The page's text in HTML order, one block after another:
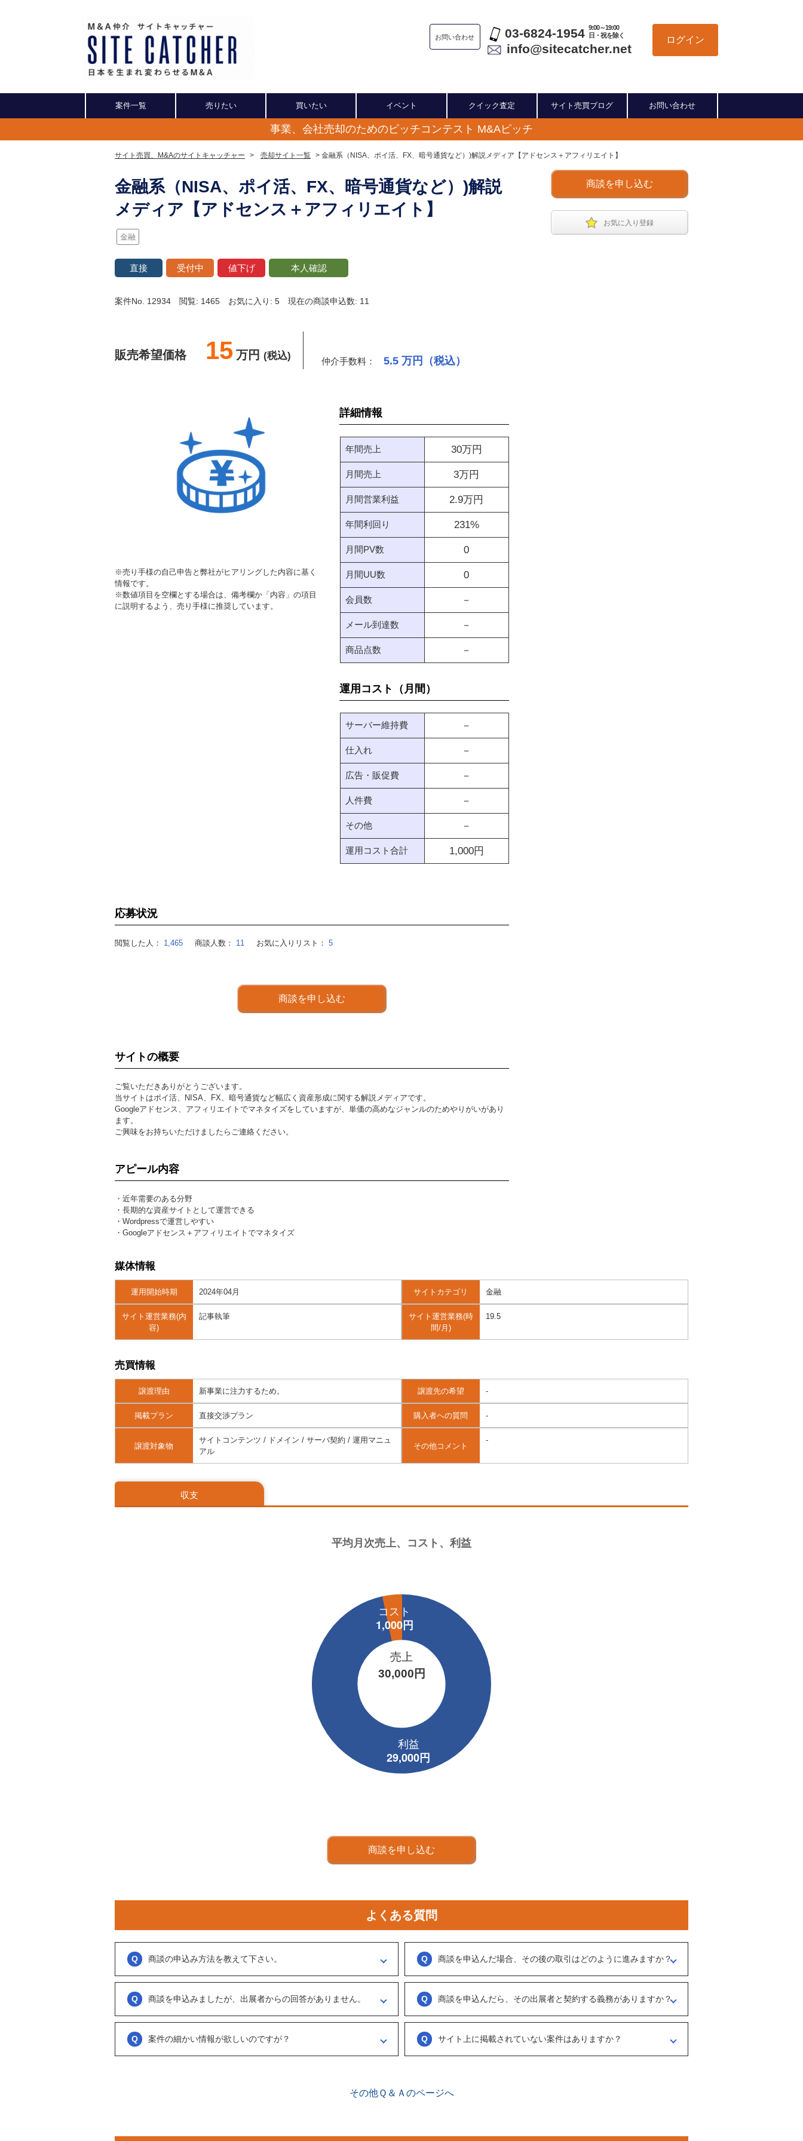
お問い合わせ 03-6824-1954 9:00～19:00
日・祝を除く
info@sitecatcher.net
ログイン
案件一覧 売りたい 買いたい イベント クイック査定 サイト売買ブログ お問い合わせ
事業、会社売却のためのピッチコンテスト M&Aピッチ
サイト売買、M&Aのサイトキャッチャー > 売却サイト一覧 > 金融系（NISA、ポイ活、FX、暗号通貨など）)解説メディア【アドセンス＋アフィリエイト】
商談を申し込む
お気に入り登録
金融系（NISA、ポイ活、FX、暗号通貨など）)解説
メディア【アドセンス＋アフィリエイト】
金融
直接 受付中 値下げ 本人確認
案件No. 12934 閲覧: 1465 お気に入り: 5 現在の商談申込数: 11
販売希望価格 15 万円 (税込) 仲介手数料： 5.5 万円（税込）
※売り手様の自己申告と弊社がヒアリングした内容に基く
情報です。
※数値項目を空欄とする場合は、備考欄か「内容」の項目
に説明するよう、売り手様に推奨しています。
詳細情報
年間売上 30万円
月間売上 3万円
月間営業利益 2.9万円
年間利回り 231%
月間PV数 0
月間UU数 0
会員数 －
メール到達数 －
商品点数 －
運用コスト（月間）
サーバー維持費 －
仕入れ －
広告・販促費 －
人件費 －
その他 －
運用コスト合計 1,000円
応募状況
閲覧した人： 1,465 商談人数： 11 お気に入りリスト： 5
商談を申し込む
サイトの概要
ご覧いただきありがとうございます。
当サイトはポイ活、NISA、FX、暗号通貨など幅広く資産形成に関する解説メディアです。
Googleアドセンス、アフィリエイトでマネタイズをしていますが、単価の高めなジャンルのためやりがいがあり
ます。
ご興味をお持ちいただけましたらご連絡ください。
アピール内容
・近年需要のある分野
・長期的な資産サイトとして運営できる
・Wordpressで運営しやすい
・Googleアドセンス＋アフィリエイトでマネタイズ
媒体情報
運用開始時期 2024年04月 サイトカテゴリ 金融
サイト運営業務(内
容)
記事執筆
サイト運営業務(時
間/月)
19.5
売買情報
譲渡理由 新事業に注力するため。 譲渡先の希望 -
掲載プラン 直接交渉プラン 購入者への質問 -
譲渡対象物
サイトコンテンツ / ドメイン / サーバ契約 / 運用マニュ
アル
その他コメント
-
収支
売上
30,000円
商談を申し込む
よくある質問
商談の申込み方法を教えて下さい。
「商談を申し込む」ボタンからお申し込みください。
商談といっても、急に条件、金額交渉を行う訳ではなくまずは、どのような事業
をされているのか？
商談を申込みましたが、出展者からの回答がありません。
大変申し訳ございません。こちらも、回答がない出展者には返事をするように催
促をしております。
ただ、案件を見ていない方もおられるので、数日経っても返信がない場合は「事
案件の細かい情報が欲しいのですが？
商談を申込んだ場合、その後の取引はどのように進みますか？
実際に出展者（仲介案件の場合、仲介担当者）とのメッセージのやりとりになり
ます。
具体的に購入を考えた場合は、一度、出展者とのオンライン面談を行うことをお
商談を申込んだら、その出展者と契約する義務がありますか？
ございません。まずは、商談でどのような事業なのかを確認する目的もあるた
め、気軽に商談申し込みを行ってください。
サイト上に掲載されていない案件はありますか？
その他Ｑ＆Ａのページへ